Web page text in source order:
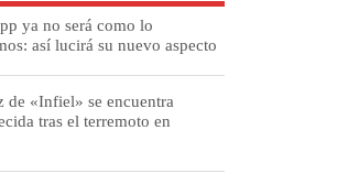
ya no será como lo
así lucirá su nuevo aspecto
de «Infiel» se encuentra
tras el terremoto en